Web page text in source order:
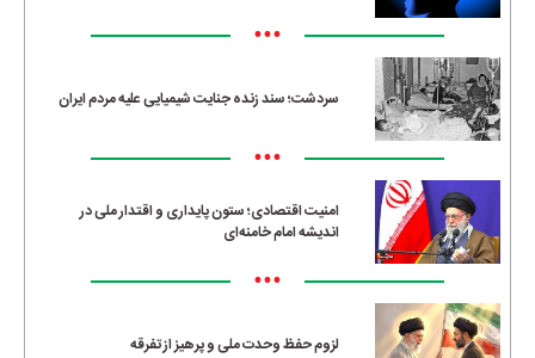
•••
سردشت؛ سند زنده جنایت شیمیایی علیه مردم ایران
•••
امنیت اقتصادی؛ ستون پایداری و اقتدار ملی در
اندیشه امام خامنه‌ای
•••
لزوم حفظ وحدت ملی و پرهیز از تفرقه